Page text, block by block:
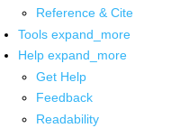
Reference & Cite
Tools expand_more
Help expand_more
Get Help
Feedback
Readability